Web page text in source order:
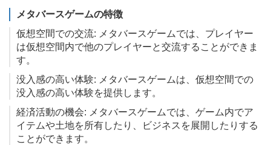
メタバースゲームの特徴
仮想空間での交流: メタバースゲームでは、プレイヤー
は仮想空間内で他のプレイヤーと交流することができま
す。
没入感の高い体験: メタバースゲームは、仮想空間での
没入感の高い体験を提供します。
経済活動の機会: メタバースゲームでは、ゲーム内でア
イテムや土地を所有したり、ビジネスを展開したりする
ことができます。